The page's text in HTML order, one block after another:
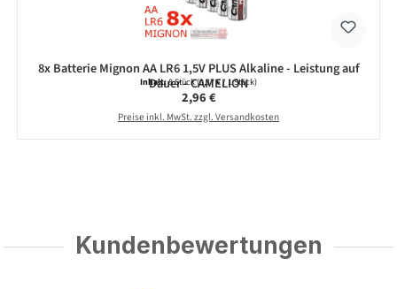
8x Batterie Mignon AA LR6 1,5V PLUS Alkaline - Leistung auf
Dauer - CAMELION
Inhalt:8 Stück(0,37 € / 1 Stück)
Regulärer Preis:
2,96 €
Preise inkl. MwSt. zzgl. Versandkosten
Kundenbewertungen